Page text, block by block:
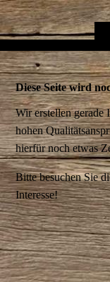
Diese Seite wird
Wir erstellen gerade
hohen
hierfür noch etwas
Bitte besuchen Sie
Interesse!